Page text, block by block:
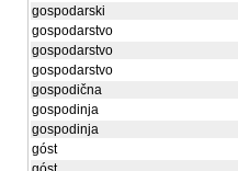
gospodarski
gospodarstvo
gospodarstvo
gospodarstvo
gospodična
gospodinja
gospodinja
góst